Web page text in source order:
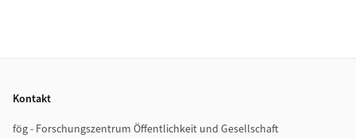
Kontakt
fög - Forschungszentrum Öffentlichkeit und Gesellschaft